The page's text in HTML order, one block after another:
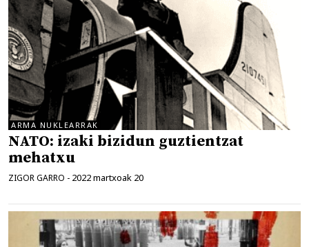
ARMA NUKLEARRAK
NATO: izaki bizidun guztientzat
mehatxu
ZIGOR GARRO - 2022 martxoak 20